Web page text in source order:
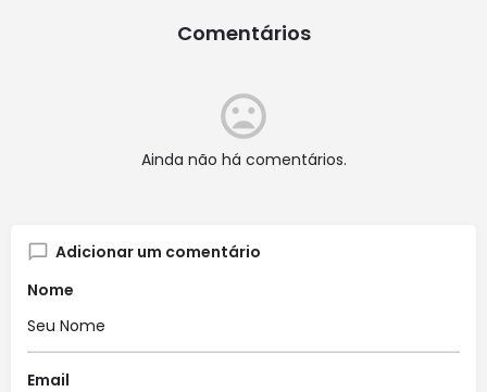
Comentários
Ainda não há comentários.
Adicionar um comentário
Nome
Email